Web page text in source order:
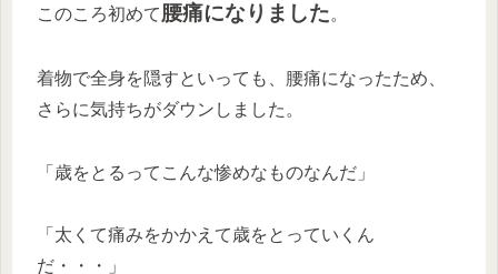
このころ初めて腰痛になりました。
着物で全身を隠すといっても、腰痛になったため、
さらに気持ちがダウンしました。
「歳をとるってこんな惨めなものなんだ」
「太くて痛みをかかえて歳をとっていくん
だ・・・」